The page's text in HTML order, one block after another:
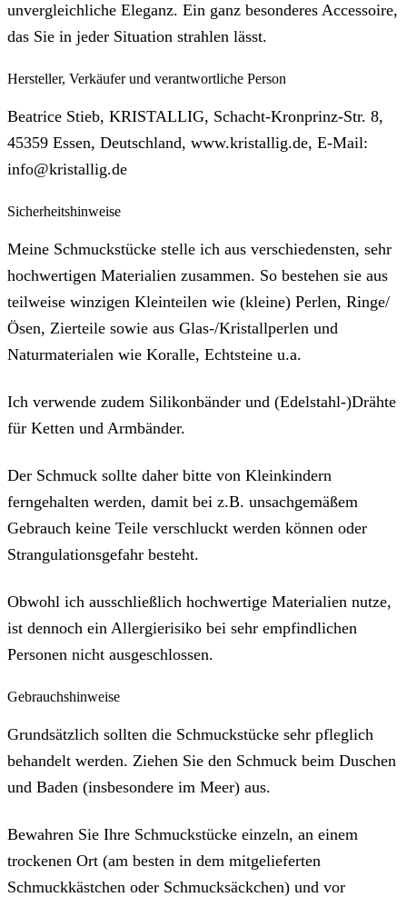
unvergleichliche Eleganz. Ein ganz besonderes Accessoire,
das Sie in jeder Situation strahlen lässt.
Hersteller, Verkäufer und verantwortliche Person
Beatrice Stieb, KRISTALLIG, Schacht-Kronprinz-Str. 8,
45359 Essen, Deutschland, www.kristallig.de, E-Mail:
info@kristallig.de
Sicherheitshinweise
Meine Schmuckstücke stelle ich aus verschiedensten, sehr
hochwertigen Materialien zusammen. So bestehen sie aus
teilweise winzigen Kleinteilen wie (kleine) Perlen, Ringe/
Ösen, Zierteile sowie aus Glas-/Kristallperlen und
Naturmaterialen wie Koralle, Echtsteine u.a.
Ich verwende zudem Silikonbänder und (Edelstahl-)Drähte
für Ketten und Armbänder.
Der Schmuck sollte daher bitte von Kleinkindern
ferngehalten werden, damit bei z.B. unsachgemäßem
Gebrauch keine Teile verschluckt werden können oder
Strangulationsgefahr besteht.
Obwohl ich ausschließlich hochwertige Materialien nutze,
ist dennoch ein Allergierisiko bei sehr empfindlichen
Personen nicht ausgeschlossen.
Gebrauchshinweise
Grundsätzlich sollten die Schmuckstücke sehr pfleglich
behandelt werden. Ziehen Sie den Schmuck beim Duschen
und Baden (insbesondere im Meer) aus.
Bewahren Sie Ihre Schmuckstücke einzeln, an einem
trockenen Ort (am besten in dem mitgelieferten
Schmuckkästchen oder Schmucksäckchen) und vor